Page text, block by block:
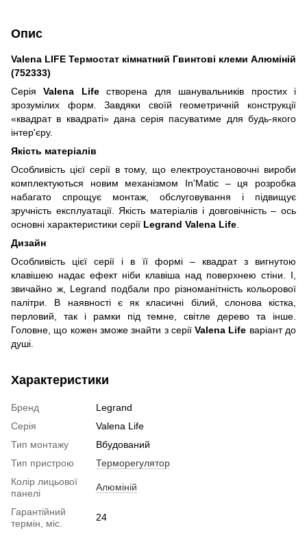
Опис
Valena LIFE Термостат кімнатний Гвинтові клеми Алюміній
(752333)
СеріяValena Lifeстворена для шанувальників простих і
зрозумілих форм. Завдяки своїй геометричній конструкції
«квадрат в квадраті» дана серія пасуватиме для будь-якого
інтер'єру.
Якість матеріалів
Особливість цієї серії в тому, що електроустановочні вироби
комплектуються новим механізмом In'Matic – ця розробка
набагато спрощує монтаж, обслуговування і підвищує
зручність експлуатації. Якість матеріалів і довговічність – ось
основні характеристики серії Legrand Valena Life
Дизайн
Особливість цієї серії і в її формі – квадрат з вигнутою
клавішею надає ефект ніби клавіша над поверхнею стіни. І,
звичайно ж, Legrand подбали про різноманітність кольорової
палітри. В наявності є як класичні білий, слонова кістка,
перловий, так і рамки під темне, світле дерево та інше.
Головне, що кожен зможе знайти з серіїValena Life варіант до
душі.
Характеристики
Бренд
Legrand
Серія
Valena Life
Тип монтажу
Вбудований
Тип пристрою
Терморегулятор
Колір лицьової
панелі
Алюміній
Гарантійний
термін, міс.
24